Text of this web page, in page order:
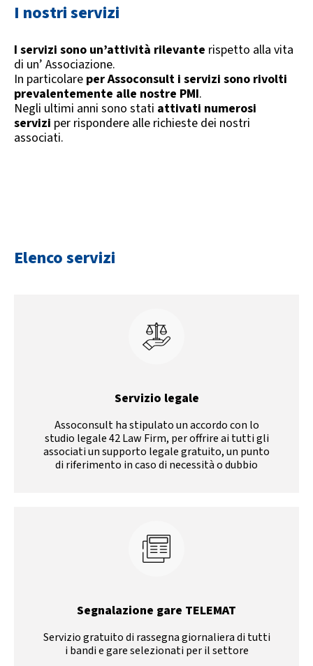
I nostri servizi
​I servizi sono un’attività rilevante rispetto alla vita
di un’ Associazione.
In particolare per Assoconsult i servizi sono rivolti
prevalentemente alle nostre PMI.
Negli ultimi anni sono stati attivati numerosi
servizi per rispondere alle richieste dei nostri
associati.
Elenco servizi
Servizio legale
Assoconsult ha stipulato un accordo con lo
studio legale 42 Law Firm, per offrire ai tutti gli
associati un supporto legale gratuito, un punto
di riferimento in caso di necessità o dubbio
Segnalazione gare TELEMAT
Servizio gratuito di rassegna giornaliera di tutti
i bandi e gare selezionati per il settore